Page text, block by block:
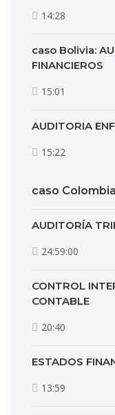
14:28
caso Bolivia:
FINANCIEROS
15:01
AUDITORIA
15:22
caso
AUDITORÍA
24:59:00
CONTROL
CONTABLE
20:40
ESTADOS
13:59